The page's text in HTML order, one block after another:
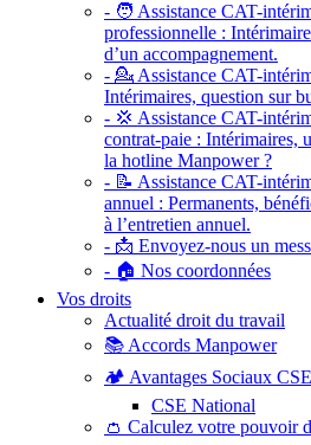
- 🧑 Assistance CAT-
professionnelle :
d’un accompagnement.
- 💁 Assistance CAT-
Intérimaires, question sur
- 💢 Assistance CAT-
contrat-paie : Intérimaires,
la hotline Manpower ?
- 📝 Assistance CAT-
annuel : Permanents,
à l’entretien annuel.
- 📩 Envoyez-nous un
- 🏠 Nos coordonnées
Vos droits
Actualité droit du travail
📚 Accords Manpower
🏕️ Avantages Sociaux
CSE National
👛 Calculez votre pouvoir